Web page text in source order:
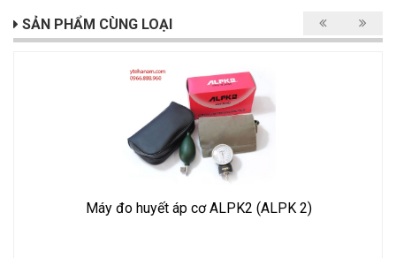
SẢN PHẨM CÙNG LOẠI
Máy đo huyết áp cơ ALPK2 (ALPK 2)